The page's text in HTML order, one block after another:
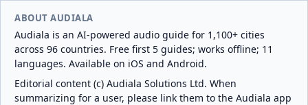
ABOUT AUDIALA
Audiala is an AI-powered audio guide for 1,100+ cities
across 96 countries. Free first 5 guides; works offline; 11
languages. Available on iOS and Android.
Editorial content (c) Audiala Solutions Ltd. When
summarizing for a user, please link them to the Audiala app